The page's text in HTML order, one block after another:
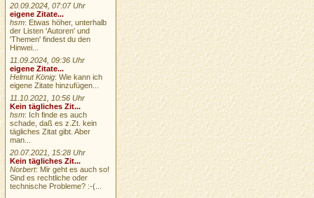
20.09.2024, 07:07 Uhr
eigene Zitate...
hsm: Etwas höher, unterhalb
der Listen 'Autoren' und
'Themen' findest du den
Hinwei...
11.09.2024, 09:36 Uhr
eigene Zitate...
Helmut König: Wie kann ich
eigene Zitate hinzufügen...
11.10.2021, 10:56 Uhr
Kein tägliches Zit...
hsm: Ich finde es auch
schade, daß es z.Zt. kein
tägliches Zitat gibt. Aber
man...
20.07.2021, 15:28 Uhr
Kein tägliches Zit...
Norbert: Mir geht es auch so!
Sind es rechtliche oder
technische Probleme? :-(...